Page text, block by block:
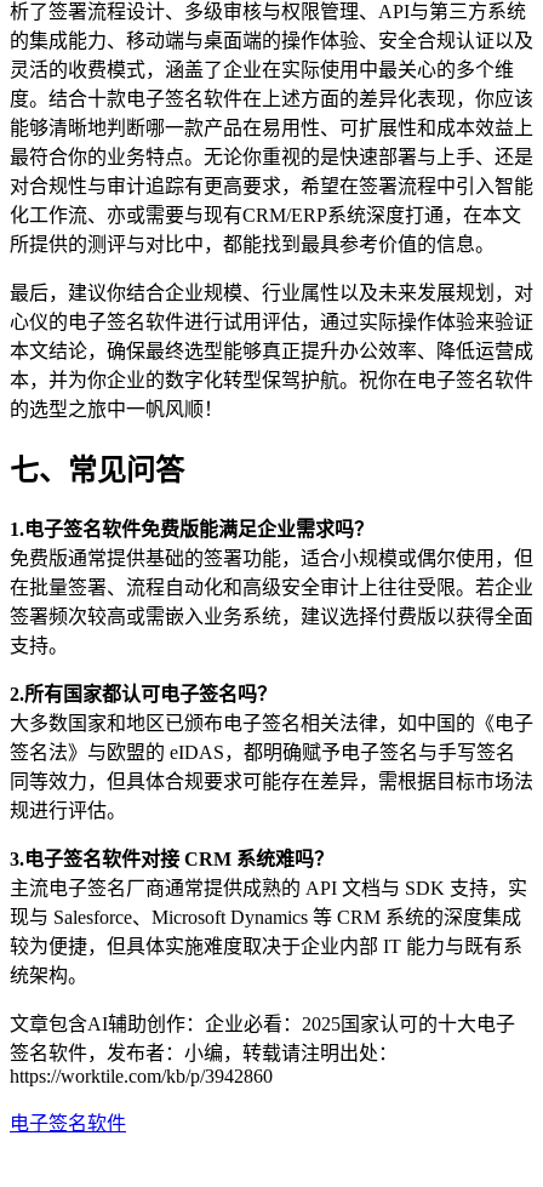
析了签署流程设计、多级审核与权限管理、API与第三方系统
的集成能力、移动端与桌面端的操作体验、安全合规认证以及
灵活的收费模式，涵盖了企业在实际使用中最关心的多个维
度。结合十款电子签名软件在上述方面的差异化表现，你应该
能够清晰地判断哪一款产品在易用性、可扩展性和成本效益上
最符合你的业务特点。无论你重视的是快速部署与上手、还是
对合规性与审计追踪有更高要求，希望在签署流程中引入智能
化工作流、亦或需要与现有CRM/ERP系统深度打通，在本文
所提供的测评与对比中，都能找到最具参考价值的信息。
最后，建议你结合企业规模、行业属性以及未来发展规划，对
心仪的电子签名软件进行试用评估，通过实际操作体验来验证
本文结论，确保最终选型能够真正提升办公效率、降低运营成
本，并为你企业的数字化转型保驾护航。祝你在电子签名软件
的选型之旅中一帆风顺！
七、常见问答
1.电子签名软件免费版能满足企业需求吗？
免费版通常提供基础的签署功能，适合小规模或偶尔使用，但
在批量签署、流程自动化和高级安全审计上往往受限。若企业
签署频次较高或需嵌入业务系统，建议选择付费版以获得全面
支持。
2.所有国家都认可电子签名吗？
大多数国家和地区已颁布电子签名相关法律，如中国的《电子
签名法》与欧盟的 eIDAS，都明确赋予电子签名与手写签名
同等效力，但具体合规要求可能存在差异，需根据目标市场法
规进行评估。
3.电子签名软件对接 CRM 系统难吗？
主流电子签名厂商通常提供成熟的 API 文档与 SDK 支持，实
现与 Salesforce、Microsoft Dynamics 等 CRM 系统的深度集成
较为便捷，但具体实施难度取决于企业内部 IT 能力与既有系
统架构。
文章包含AI辅助创作：企业必看：2025国家认可的十大电子
签名软件，发布者：小编，转载请注明出处：
https://worktile.com/kb/p/3942860
电子签名软件